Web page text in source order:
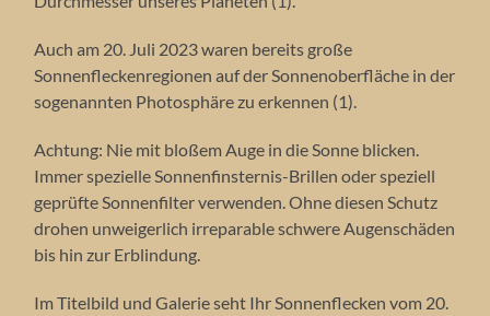
Auch am 20. Juli 2023 waren bereits große
Sonnenfleckenregionen auf der Sonnenoberfläche in der
sogenannten Photosphäre zu erkennen (1).
Achtung: Nie mit bloßem Auge in die Sonne blicken.
Immer spezielle Sonnenfinsternis-Brillen oder speziell
geprüfte Sonnenfilter verwenden. Ohne diesen Schutz
drohen unweigerlich irreparable schwere Augenschäden
bis hin zur Erblindung.
Im Titelbild und Galerie seht Ihr Sonnenflecken vom 20.